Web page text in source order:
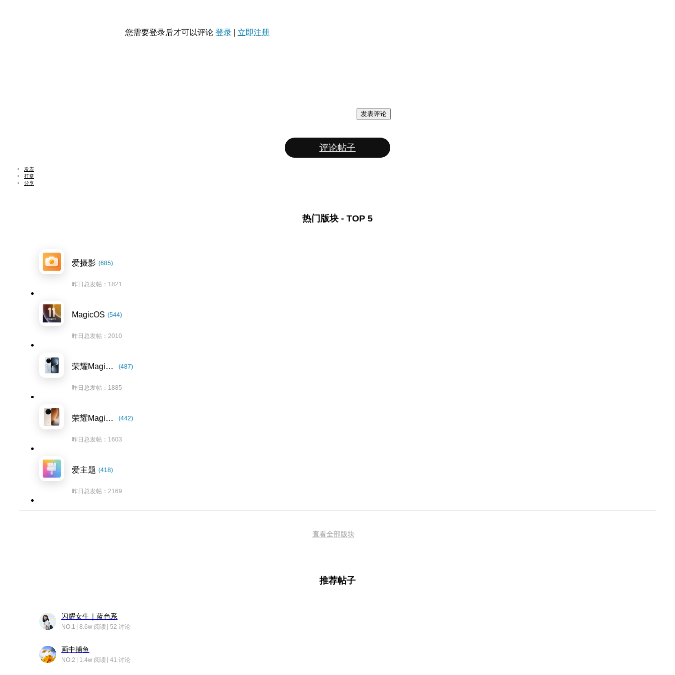
您需要登录后才可以评论 登录 立即注册
发表评论
评论帖子
发表
打赏
分享
热门版块 - TOP 5
爱摄影 (685)
昨日总发帖：1821
MagicOS (544)
昨日总发帖：2010
荣耀Magic7系列 (487)
昨日总发帖：1885
荣耀Magic8系列 (442)
昨日总发帖：1603
爱主题 (418)
昨日总发帖：2169
查看全部版块
推荐帖子
闪耀女生｜蓝色系
NO.1 8.6w 阅读 52 讨论
画中捕鱼
NO.2 1.4w 阅读 41 讨论